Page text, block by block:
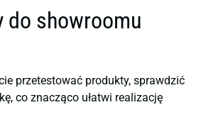
do showroomu
przetestować produkty, sprawdzić
co znacząco ułatwi realizację